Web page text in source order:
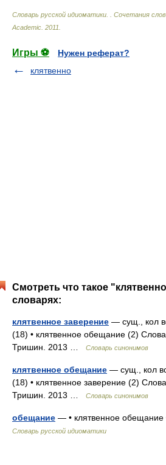
Словарь русской идиоматики. . Сочетания
Academic 2011
Игры ⚽
Нужен реферат?
клятвенно
Смотреть что такое
словарях:
клятвенное заверение — сущ., кол
(18) • клятвенное обещание (2)
Тришин. 2013 …
Словарь синонимов
клятвенное обещание — сущ., кол
(18) • клятвенное заверение (2)
Тришин. 2013 …
Словарь синонимов
обещание — • клятвенное
Словарь русской идиоматики